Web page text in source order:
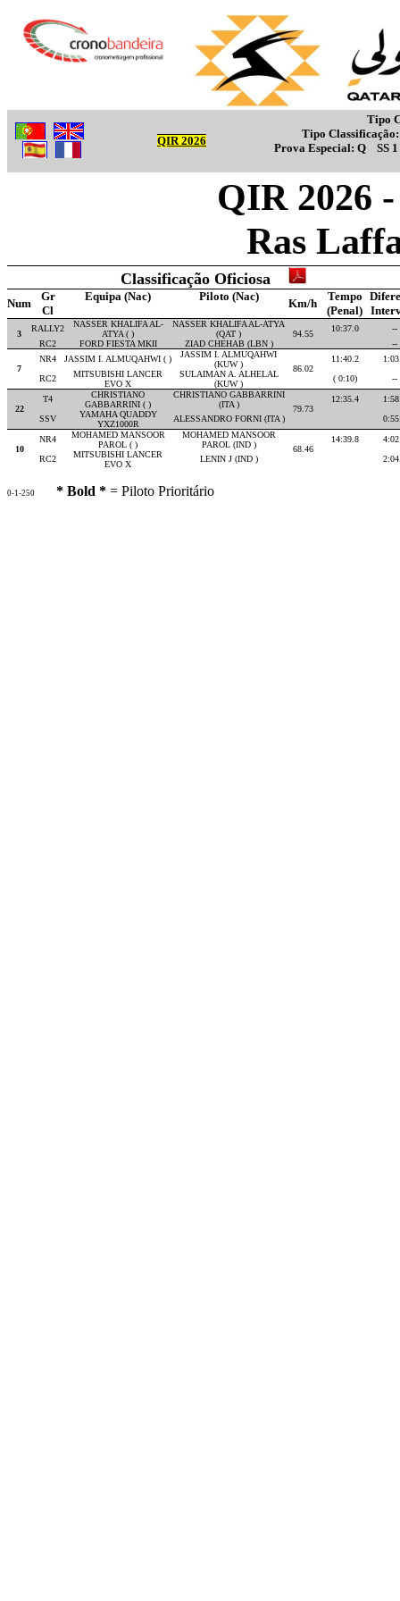
QIR 2026
Tipo
Tipo
Prova Especial: Q
SS 1
QIR 2026
Ras
Classificação Oficiosa
Num
Gr Equipa (Nac) Piloto (Nac)
Km/h
Tempo
Cl
(Penal)
3
RALLY2
NASSER KHALIFA AL-
ATYA ( )
NASSER KHALIFA AL-ATYA
(QAT )
94.55
10:37.0
--
RC2
FORD FIESTA MKII ZIAD CHEHAB (LBN ) --
7
NR4 JASSIM I. ALMUQAHWI ( )
JASSIM I. ALMUQAHWI
(KUW )
86.02
11:40.2
RC2
MITSUBISHI LANCER
EVO X
SULAIMAN A. ALHELAL
(KUW )
( 0:10) --
22
T4
CHRISTIANO
GABBARRINI ( )
CHRISTIANO GABBARRINI
(ITA )
79.73
12:35.4
SSV
YAMAHA QUADDY
YXZ1000R
ALESSANDRO FORNI (ITA )
10
NR4
MOHAMED MANSOOR
PAROL ( )
MOHAMED MANSOOR
PAROL (IND )
68.46
14:39.8
RC2
MITSUBISHI LANCER
EVO X
LENIN J (IND )
0-1-250 * Bold * = Piloto Prioritário